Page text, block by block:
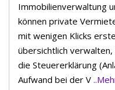
Immobilienverwaltung
können private
mit wenigen Klicks
übersichtlich
die Steuererklärung
Aufwand bei der V